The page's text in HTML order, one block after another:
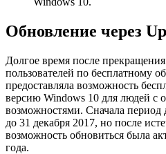
Обновление через
Долгое время после
пользователей по бесплатному
предоставляла возможность
версию Windows 10 для людей с
возможностями. Сначала
до 31 декабря 2017, но после
возможность обновиться была
года.